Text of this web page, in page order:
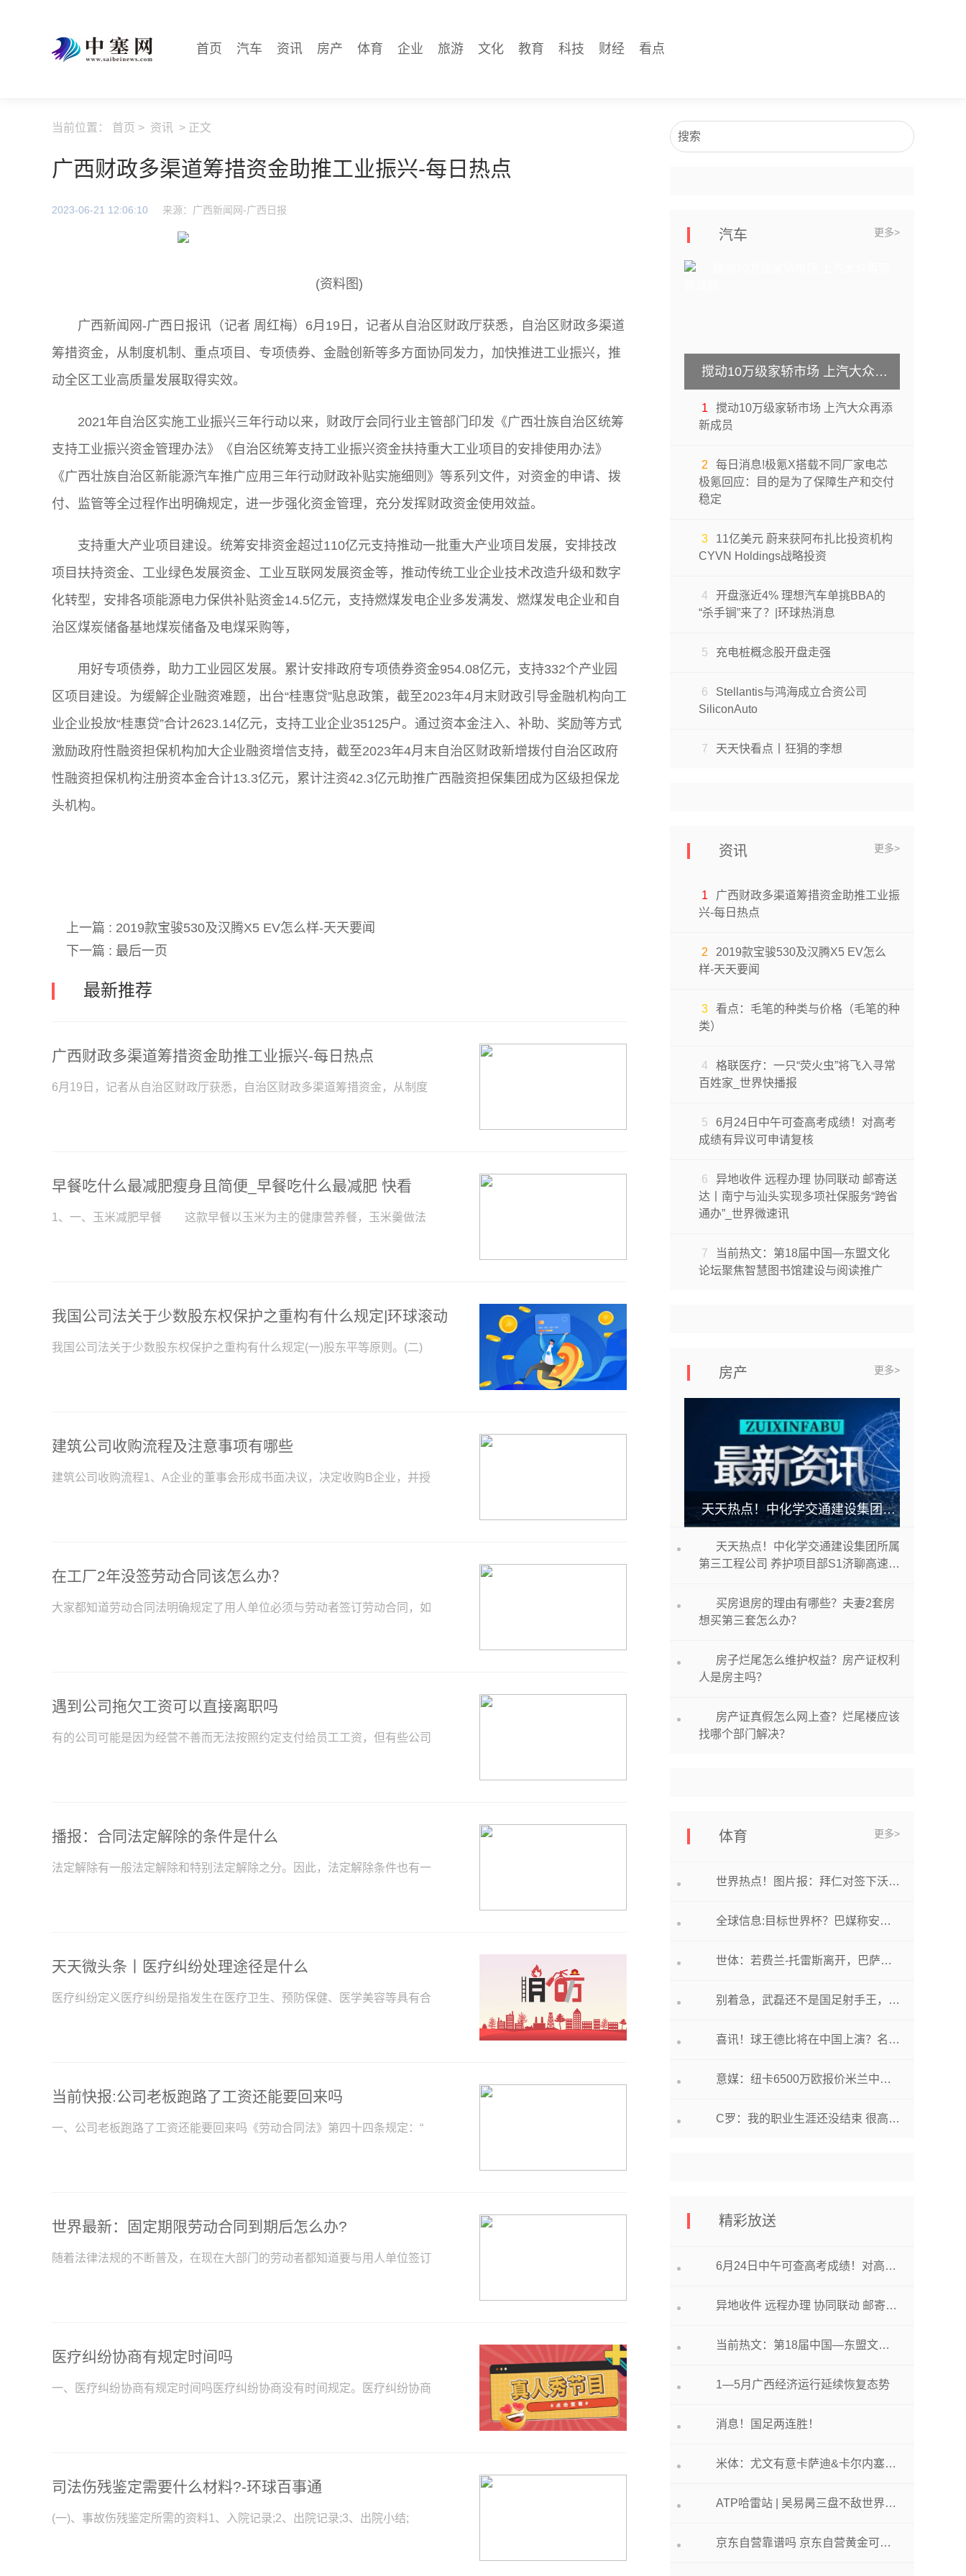
首页 汽车 资讯 房产 体育 企业 旅游 文化 教育 科技 财经 看点
当前位置： 首页 > 资讯 > 正文
广西财政多渠道筹措资金助推工业振兴-每日热点
2023-06-21 12:06:10 来源：广西新闻网-广西日报
(资料图)
广西新闻网-广西日报讯（记者 周红梅）6月19日，记者从自治区财政厅获悉，自治区财政多渠道
筹措资金，从制度机制、重点项目、专项债券、金融创新等多方面协同发力，加快推进工业振兴，推
动全区工业高质量发展取得实效。
2021年自治区实施工业振兴三年行动以来，财政厅会同行业主管部门印发《广西壮族自治区统筹
支持工业振兴资金管理办法》《自治区统筹支持工业振兴资金扶持重大工业项目的安排使用办法》
《广西壮族自治区新能源汽车推广应用三年行动财政补贴实施细则》等系列文件，对资金的申请、拨
付、监管等全过程作出明确规定，进一步强化资金管理，充分发挥财政资金使用效益。
支持重大产业项目建设。统筹安排资金超过110亿元支持推动一批重大产业项目发展，安排技改
项目扶持资金、工业绿色发展资金、工业互联网发展资金等，推动传统工业企业技术改造升级和数字
化转型，安排各项能源电力保供补贴资金14.5亿元，支持燃煤发电企业多发满发、燃煤发电企业和自
治区煤炭储备基地煤炭储备及电煤采购等，
用好专项债券，助力工业园区发展。累计安排政府专项债券资金954.08亿元，支持332个产业园
区项目建设。为缓解企业融资难题，出台“桂惠贷”贴息政策，截至2023年4月末财政引导金融机构向工
业企业投放“桂惠贷”合计2623.14亿元，支持工业企业35125户。通过资本金注入、补助、奖励等方式
激励政府性融资担保机构加大企业融资增信支持，截至2023年4月末自治区财政新增拨付自治区政府
性融资担保机构注册资本金合计13.3亿元，累计注资42.3亿元助推广西融资担保集团成为区级担保龙
头机构。
上一篇 : 2019款宝骏530及汉腾X5 EV怎么样-天天要闻
下一篇 : 最后一页
最新推荐
广西财政多渠道筹措资金助推工业振兴-每日热点
6月19日，记者从自治区财政厅获悉，自治区财政多渠道筹措资金，从制度
早餐吃什么最减肥瘦身且简便_早餐吃什么最减肥 快看
1、一、玉米减肥早餐 这款早餐以玉米为主的健康营养餐，玉米羹做法
我国公司法关于少数股东权保护之重构有什么规定|环球滚动
我国公司法关于少数股东权保护之重构有什么规定(一)股东平等原则。(二)
建筑公司收购流程及注意事项有哪些
建筑公司收购流程1、A企业的董事会形成书面决议，决定收购B企业，并授
在工厂2年没签劳动合同该怎么办？
大家都知道劳动合同法明确规定了用人单位必须与劳动者签订劳动合同，如
遇到公司拖欠工资可以直接离职吗
有的公司可能是因为经营不善而无法按照约定支付给员工工资，但有些公司
播报：合同法定解除的条件是什么
法定解除有一般法定解除和特别法定解除之分。因此，法定解除条件也有一
天天微头条丨医疗纠纷处理途径是什么
医疗纠纷定义医疗纠纷是指发生在医疗卫生、预防保健、医学美容等具有合
当前快报:公司老板跑路了工资还能要回来吗
一、公司老板跑路了工资还能要回来吗《劳动合同法》第四十四条规定：“
世界最新：固定期限劳动合同到期后怎么办?
随着法律法规的不断普及，在现在大部门的劳动者都知道要与用人单位签订
医疗纠纷协商有规定时间吗
一、医疗纠纷协商有规定时间吗医疗纠纷协商没有时间规定。医疗纠纷协商
司法伤残鉴定需要什么材料?-环球百事通
(一)、事故伤残鉴定所需的资料1、入院记录;2、出院记录;3、出院小结;
搜索
汽车 更多>
搅动10万级家轿市场 上汽大众再添新成员
1
搅动10万级家轿市场 上汽大众再添
新成员
2
每日消息!极氪X搭载不同厂家电芯
极氪回应：目的是为了保障生产和交付
稳定
3
11亿美元 蔚来获阿布扎比投资机构
CYVN Holdings战略投资
4
开盘涨近4% 理想汽车单挑BBA的
“杀手锏”来了？|环球热消息
5 充电桩概念股开盘走强
6
Stellantis与鸿海成立合资公司
SiliconAuto
7 天天快看点丨狂狷的李想
资讯 更多>
1
广西财政多渠道筹措资金助推工业振
兴-每日热点
2
2019款宝骏530及汉腾X5 EV怎么
样-天天要闻
3
看点：毛笔的种类与价格（毛笔的种
类）
4
格联医疗：一只“荧火虫”将飞入寻常
百姓家_世界快播报
5
6月24日中午可查高考成绩！对高考
成绩有异议可申请复核
6
异地收件 远程办理 协同联动 邮寄送
达丨南宁与汕头实现多项社保服务“跨省
通办”_世界微速讯
7
当前热文：第18届中国—东盟文化
论坛聚焦智慧图书馆建设与阅读推广
房产 更多>
天天热点！中化学交通建设集团所属第三工程公司 养护项目部S1济聊高速德州段路面修复 养护工程项目开工
天天热点！中化学交通建设集团所属
第三工程公司 养护项目部S1济聊高速德
买房退房的理由有哪些？夫妻2套房
想买第三套怎么办？
房子烂尾怎么维护权益？房产证权利
人是房主吗？
房产证真假怎么网上查？烂尾楼应该
找哪个部门解决？
体育 更多>
世界热点！图片报：拜仁对签下沃克持乐观态度，球员本人愿意加盟
全球信息:目标世界杯？巴媒称安切洛蒂同意执教巴西，皇马已知情
世体：若费兰-托雷斯离开，巴萨的目标将是卡拉斯科 天天新动态
别着急，武磊还不是国足射手王，数据显示武磊与柳海光差距很大
喜讯！球王德比将在中国上演？名记疯狂暗示C罗和梅西或同时来华
意媒：纽卡6500万欧报价米兰中场托纳利 红鸟正在评估该笔交易_当前讯息
C罗：我的职业生涯还没结束 很高兴能为人们带来快乐_焦点热文
精彩放送
6月24日中午可查高考成绩！对高考成绩有异议可申请复核
异地收件 远程办理 协同联动 邮寄送达丨南宁与汕头实现多项社保服务“跨省通办”_世界微速讯
当前热文：第18届中国—东盟文化论坛聚焦智慧图书馆建设与阅读推广
1—5月广西经济运行延续恢复态势
消息！国足两连胜！
米体：尤文有意卡萨迪&卡尔内塞基&巴尔丹齐等新星 关注扎尼奥洛
ATP哈雷站 | 吴易昺三盘不敌世界第七遭遇一轮游
京东自营靠谱吗 京东自营黄金可靠吗|世界热文